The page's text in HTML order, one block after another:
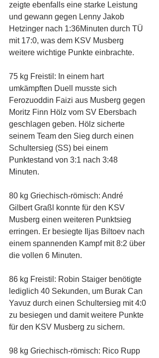
zeigte ebenfalls eine starke Leistung
und gewann gegen Lenny Jakob
Hetzinger nach 1:36Minuten durch TÜ
mit 17:0, was dem KSV Musberg
weitere wichtige Punkte einbrachte.
75 kg Freistil: In einem hart
umkämpften Duell musste sich
Ferozuoddin Faizi aus Musberg gegen
Moritz Finn Hölz vom SV Ebersbach
geschlagen geben. Hölz sicherte
seinem Team den Sieg durch einen
Schultersieg (SS) bei einem
Punktestand von 3:1 nach 3:48
Minuten.
80 kg Griechisch-römisch: André
Gilbert Graßl konnte für den KSV
Musberg einen weiteren Punktsieg
erringen. Er besiegte Iljas Biltoev nach
einem spannenden Kampf mit 8:2 über
die vollen 6 Minuten.
86 kg Freistil: Robin Staiger benötigte
lediglich 40 Sekunden, um Burak Can
Yavuz durch einen Schultersieg mit 4:0
zu besiegen und damit weitere Punkte
für den KSV Musberg zu sichern.
98 kg Griechisch-römisch: Rico Rupp